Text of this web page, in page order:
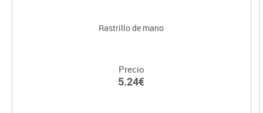
Rastrillo de mano
Precio
5.24€